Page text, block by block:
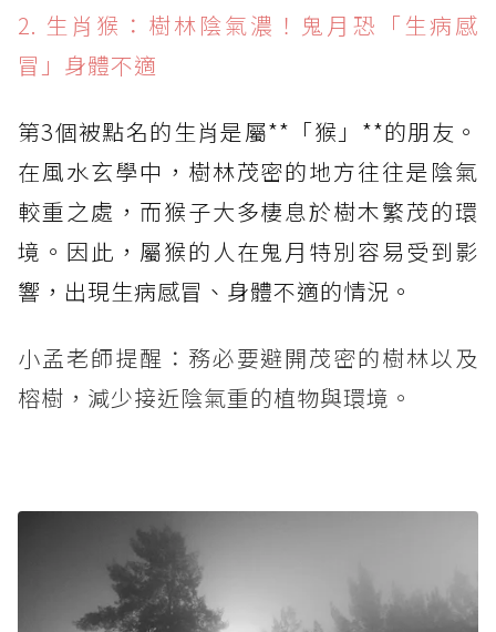
2. 生肖猴：樹林陰氣濃！鬼月恐「生病感
冒」身體不適
第3個被點名的生肖是屬**「猴」**的朋友。
在風水玄學中，樹林茂密的地方往往是陰氣
較重之處，而猴子大多棲息於樹木繁茂的環
境。因此，屬猴的人在鬼月特別容易受到影
響，出現生病感冒、身體不適的情況。
小孟老師提醒：務必要避開茂密的樹林以及
榕樹，減少接近陰氣重的植物與環境。